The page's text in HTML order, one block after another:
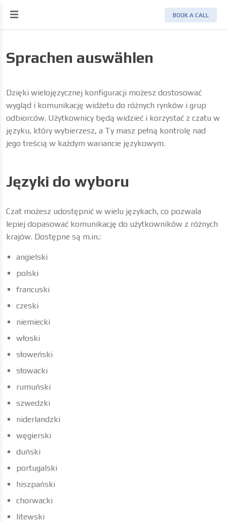
BOOK A CALL
Sprachen auswählen
Dzięki wielojęzycznej konfiguracji możesz dostosować
wygląd i komunikację widżetu do różnych rynków i grup
odbiorców. Użytkownicy będą widzieć i korzystać z czatu w
języku, który wybierzesz, a Ty masz pełną kontrolę nad
jego treścią w każdym wariancie językowym.
Języki do wyboru
Czat możesz udostępnić w wielu językach, co pozwala
lepiej dopasować komunikację do użytkowników z różnych
krajów. Dostępne są m.in.:
angielski
polski
francuski
czeski
niemiecki
włoski
słoweński
słowacki
rumuński
szwedzki
niderlandzki
węgierski
duński
portugalski
hiszpański
chorwacki
litewski